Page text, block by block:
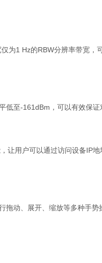
为1 Hz的RBW分辨率带宽，
低至-161dBm ，可以有效保
让用户可以通过访问设备IP地
动、展开、缩放等多种手势